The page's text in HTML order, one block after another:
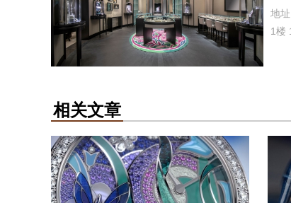
地
1楼
相关文章